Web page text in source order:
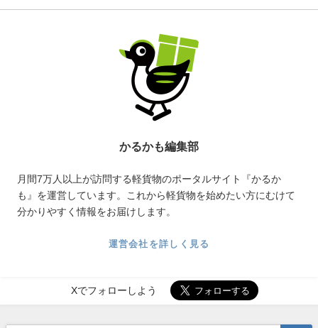
かるかも編集部
月間7万人以上が訪問する軽貨物のポータルサイト『かるか
も』を運営しています。これから軽貨物を始めたい方にむけて
分かりやすく情報をお届けします。
運営会社を詳しく見る
Xでフォローしよう